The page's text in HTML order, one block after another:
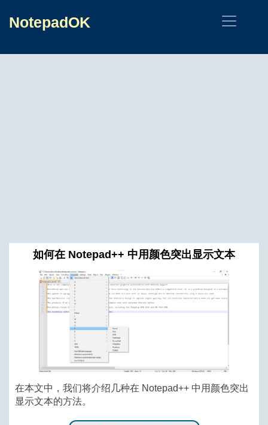
NotepadOK
如何在 Notepad++ 中用颜色突出显示文本
在本文中，我们将介绍几种在 Notepad++ 中用颜色突出
显示文本的方法。